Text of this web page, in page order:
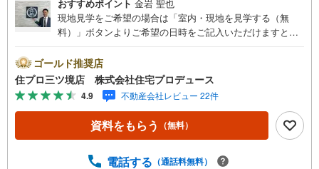
おすすめポイント 金岩 聖也
現地見学をご希望の場合は「室内・現地を見学する（無
料）」ボタンよりご希望の日時をご記入いただけますとス
区・戸塚区・保土ケ谷区・大和市の不動産売買専門会社で
す！ 最新物件情報や当社限定の物件情報も多数ご用意！お
気軽にお問合せ下さい!! -------------- 弊社独自の住宅ローン提
案システム 弊社ではファイナンシャル専門スタッフによる
【丁寧な資金アドバイス】【ファイナンシャルプラン提案
書の作成】を随時行っております。意外に知らないお客様
入できる無料の生命保険】【13年間もらえる、国からの特
ゴールド推奨店
住プロ三ツ境店 株式会社住宅プロデュース
4.9 不動産会社レビュー 22件
資料をもらう （無料）
電話する （通話料無料）